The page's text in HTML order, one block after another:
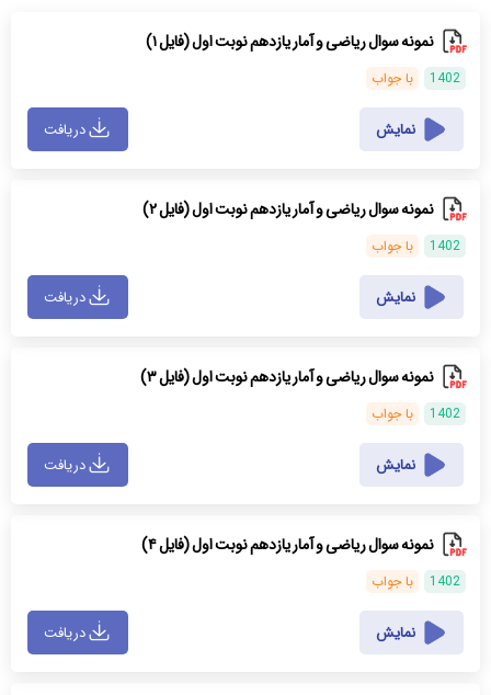
نمونه سوال ریاضی و آمار یازدهم نوبت اول (فایل ۱)
1402 با جواب
نمایش دریافت
نمونه سوال ریاضی و آمار یازدهم نوبت اول (فایل ۲)
1402 با جواب
نمایش دریافت
نمونه سوال ریاضی و آمار یازدهم نوبت اول (فایل ۳)
1402 با جواب
نمایش دریافت
نمونه سوال ریاضی و آمار یازدهم نوبت اول (فایل ۴)
1402 با جواب
نمایش دریافت